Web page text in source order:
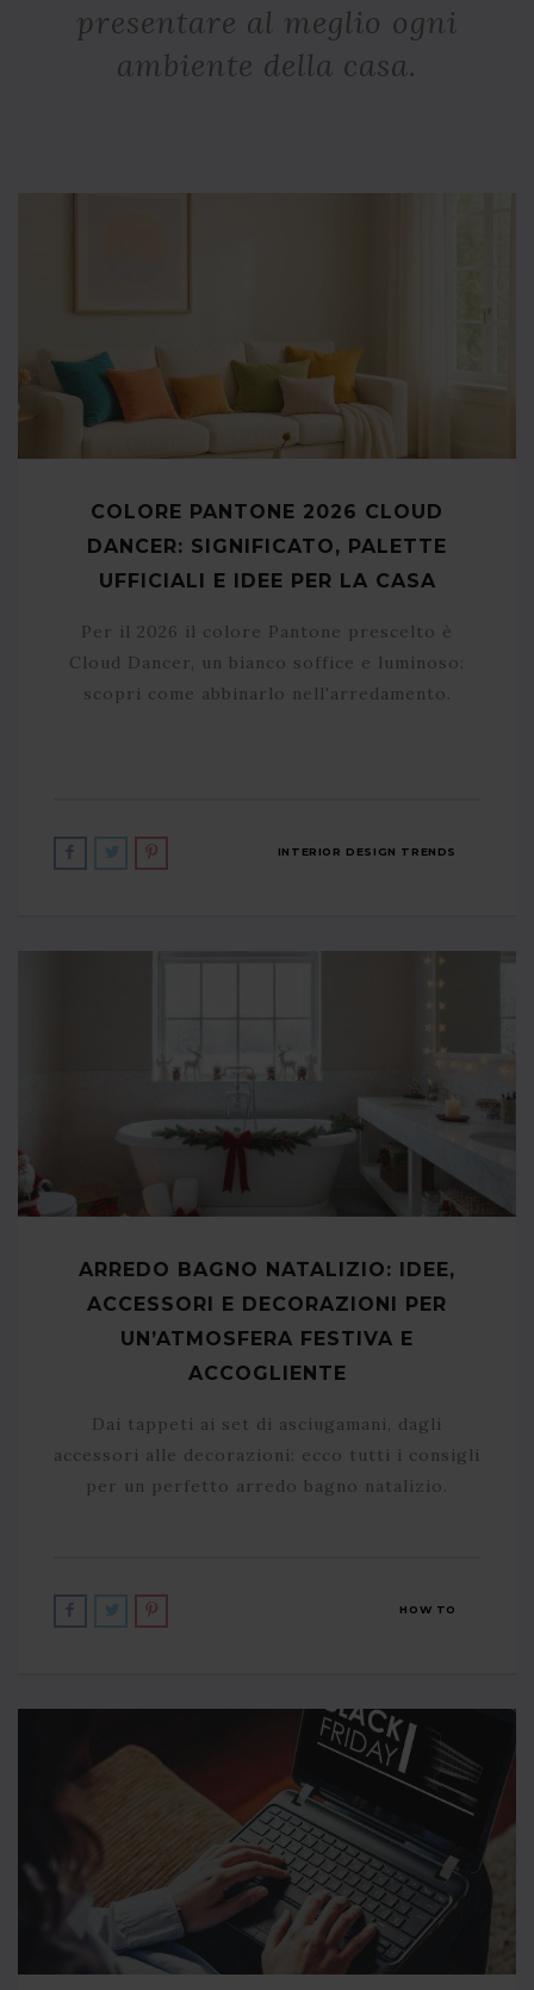
presentare al meglio ogni
ambiente della casa.
COLORE PANTONE 2026 CLOUD
DANCER: SIGNIFICATO, PALETTE
UFFICIALI E IDEE PER LA CASA
Per il 2026 il colore Pantone prescelto è
Cloud Dancer, un bianco soffice e luminoso:
scopri come abbinarlo nell'arredamento.
INTERIOR DESIGN TRENDS
ARREDO BAGNO NATALIZIO: IDEE,
ACCESSORI E DECORAZIONI PER
UN’ATMOSFERA FESTIVA E
ACCOGLIENTE
Dai tappeti ai set di asciugamani, dagli
accessori alle decorazioni: ecco tutti i consigli
per un perfetto arredo bagno natalizio.
HOW TO